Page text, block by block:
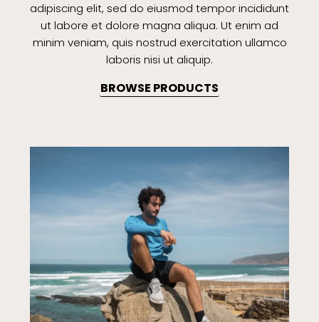
adipiscing elit, sed do eiusmod tempor incididunt
ut labore et dolore magna aliqua. Ut enim ad
minim veniam, quis nostrud exercitation ullamco
laboris nisi ut aliquip.
BROWSE PRODUCTS